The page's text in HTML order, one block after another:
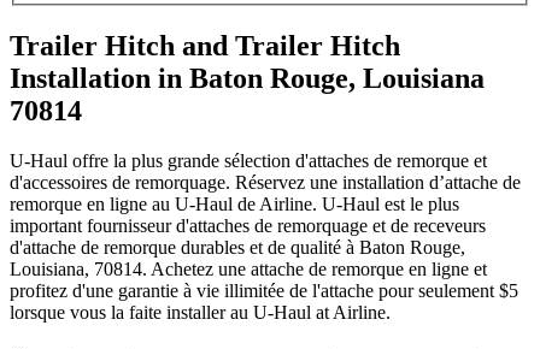
Trailer Hitch and Trailer Hitch
Installation in Baton Rouge, Louisiana
70814
U-Haul offre la plus grande sélection d'attaches de remorque et
d'accessoires de remorquage. Réservez une installation d’attache de
remorque en ligne au U-Haul de Airline. U-Haul est le plus
important fournisseur d'attaches de remorquage et de receveurs
d'attache de remorque durables et de qualité à Baton Rouge,
Louisiana, 70814. Achetez une attache de remorque en ligne et
profitez d'une garantie à vie illimitée de l'attache pour seulement $5
lorsque vous la faite installer au U-Haul at Airline.